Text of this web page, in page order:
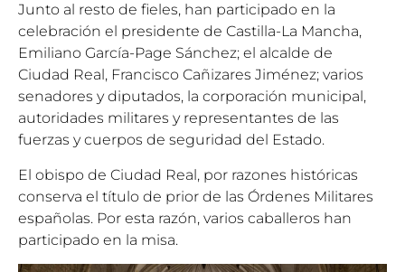
Junto al resto de fieles, han participado en la
celebración el presidente de Castilla-La Mancha,
Emiliano García-Page Sánchez; el alcalde de
Ciudad Real, Francisco Cañizares Jiménez; varios
senadores y diputados, la corporación municipal,
autoridades militares y representantes de las
fuerzas y cuerpos de seguridad del Estado.
El obispo de Ciudad Real, por razones históricas
conserva el título de prior de las Órdenes Militares
españolas. Por esta razón, varios caballeros han
participado en la misa.